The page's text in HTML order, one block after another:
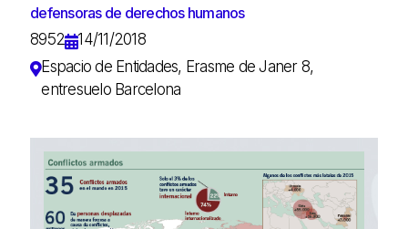
defensoras de derechos humanos
8952
14/11/2018
Espacio de Entidades, Erasme de Janer 8,
entresuelo Barcelona